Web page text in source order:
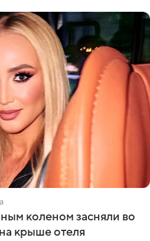
коленом засняли во
крыше отеля